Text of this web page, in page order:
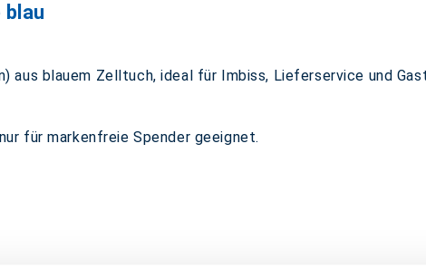
blauem Zelltuch, ideal für Imbiss, Lieferservice und
für markenfreie Spender geeignet.